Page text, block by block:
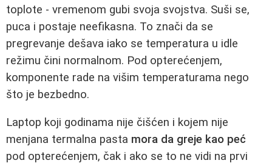
toplote - vremenom gubi svoja svojstva. Suši se,
puca i postaje neefikasna. To znači da se
pregrevanje dešava iako se temperatura u idle
režimu čini normalnom. Pod opterećenjem,
komponente rade na višim temperaturama nego
što je bezbedno.
Laptop koji godinama nije čišćen i kojem nije
menjana termalna pasta mora da greje kao peć
pod opterećenjem, čak i ako se to ne vidi na prvi